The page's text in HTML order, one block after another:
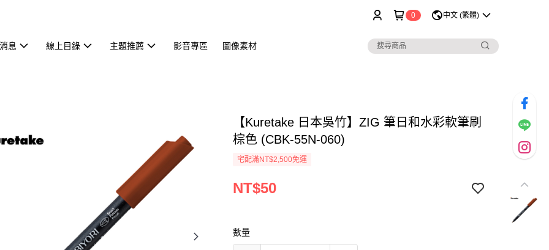
0 中文 (繁體)
息 線上目錄 主題推薦 影音專區 圖像素材
【Kuretake 日本吳竹】ZIG 筆日和水彩軟筆刷
棕色 (CBK-55N-060)
宅配滿NT$2,500免運
NT$50
數量